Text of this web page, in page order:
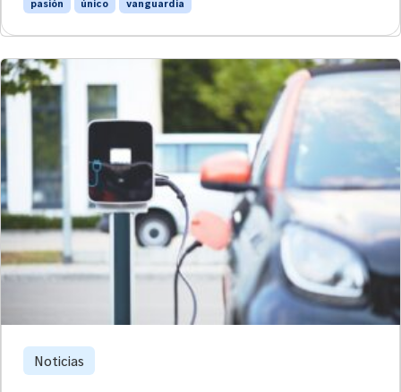
pasión único vanguardia
Noticias